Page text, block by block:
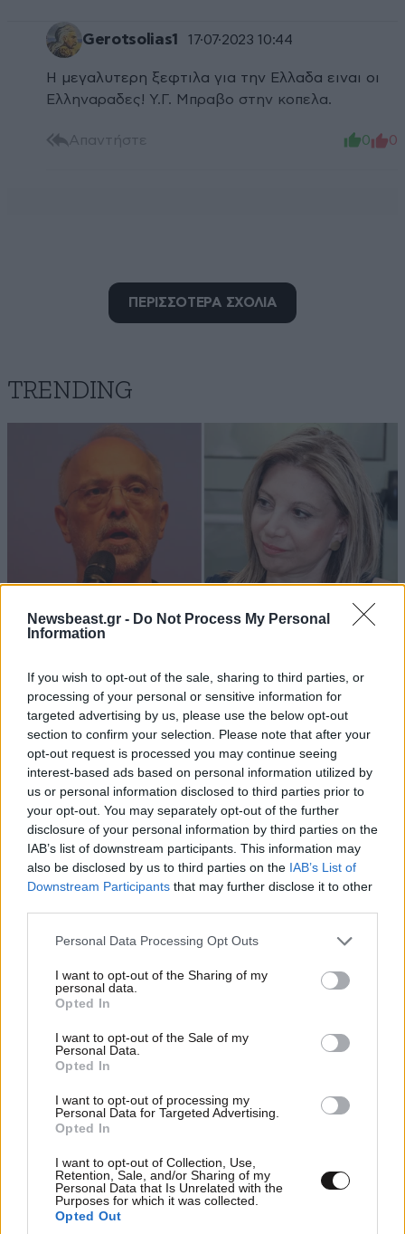
Newsbeast.gr - Do Not Process My Personal
Information
If you wish to opt-out of the sale, sharing to third parties, or
processing of your personal or sensitive information for
targeted advertising by us, please use the below opt-out
section to confirm your selection. Please note that after your
opt-out request is processed you may continue seeing
interest-based ads based on personal information utilized by
us or personal information disclosed to third parties prior to
your opt-out. You may separately opt-out of the further
disclosure of your personal information by third parties on the
IAB’s list of downstream participants. This information may
also be disclosed by us to third parties on the IAB’s List of
Downstream Participants that may further disclose it to other
Please note that this website/app uses one or more Google
not limited to your visit or usage behaviour. You may click to
grant or deny consent to Google and its third-party tags to
use your data for below specified purposes in below Google
consent section.
Personal Data Processing Opt Outs
I want to opt-out of the Sharing of my
personal data.
Opted In
I want to opt-out of the Sale of my
Personal Data.
Opted In
I want to opt-out of processing my
Personal Data for Targeted Advertising.
Opted In
I want to opt-out of Collection, Use,
Retention, Sale, and/or Sharing of my
Personal Data that Is Unrelated with the
Purposes for which it was collected.
Opted Out
Gerotsolias1 17·07·2023 10:44
Η μεγαλυτερη ξεφτιλα για την Ελλαδα ειναι οι
Ελληναραδες! Y.Γ. Μπραβο στην κοπελα.
Απαντήστε 0 0
ΝΣ ο μερακλής 17·07·2023 08:02
Μπράβο ....Ελίνα. Η Αλβανία είναι υπερήφανη για
σένα. Μια και τόφερε η κουβέντα....δε λές στον
....ΠΡΟΕΔΡΑ να αποφυλακίσει εκείνο τον Ελληνα
Απαντήστε
Το μεταλλιο.. 16·07·2023 23:59
..με courier στην αλβανανια και μαλιστα express.
Απαντήστε
Dodo 16·07·2023 22:45
Μπραβο κοπελα μου! Ευχαριστω!
Απαντήστε
Κρίμα 16·07·2023 22:31
Κρίμα τέτοιες αθλήτριες να μεγαλώνουν σε τέτοια
Απαντήστε
ΠΕΡΙΣΣΟΤΕΡΑ ΣΧΟΛΙΑ
TRENDING
07·08·2026 20:19
Θανάσης Αυγερινός για Καρυστιανού-Γρατσία:
«Σπέκουλα, ψεύδη, πολιτική αναξιοπρέπεια και
ανεπίδεκτες μαθήσεως»